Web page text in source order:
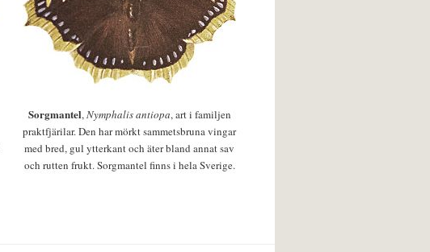
Sorgmantel,Nymphalis antiopa, art i familjen
praktfjärilar. Den har mörkt sammetsbruna vingar
med bred, gul ytterkant och äter bland annat sav
och rutten frukt. Sorgmantel finns i hela Sverige.